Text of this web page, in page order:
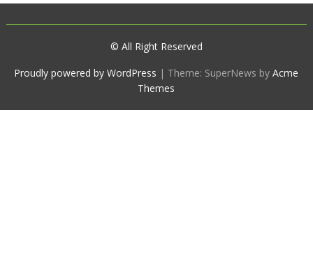
© All Right Reserved
Proudly powered by WordPress | Theme: SuperNews byAcme
Themes